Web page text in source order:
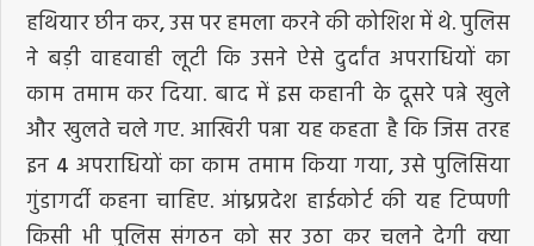
हथियार छीन कर, उस पर हमला करने की कोशिश में थे. पुलिस
ने बड़ी वाहवाही लूटी कि उसने ऐसे दुर्दांत अपराधियों का
काम तमाम कर दिया. बाद में इस कहानी के दूसरे पन्ने खुले
और खुलते चले गए. आखिरी पन्ना यह कहता है कि जिस तरह
इन 4 अपराधियों का काम तमाम किया गया, उसे पुलिसिया
गुंडागर्दी कहना चाहिए. आंध्रप्रदेश हाईकोर्ट की यह टिप्पणी
किसी भी पुलिस संगठन को सर उठा कर चलने देगी क्या